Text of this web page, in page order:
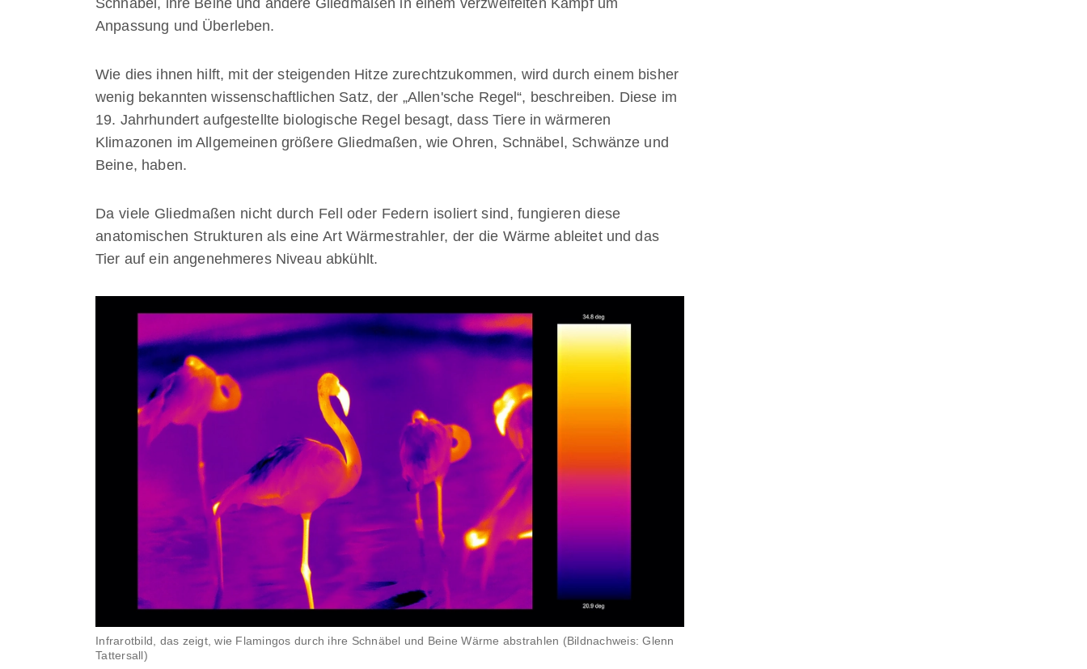
Anpassung und Überleben.
Wie dies ihnen hilft, mit der steigenden Hitze zurechtzukommen, wird durch einem bisher
wenig bekannten wissenschaftlichen Satz, der „Allen'sche Regel“, beschreiben. Diese im
19. Jahrhundert aufgestellte biologische Regel besagt, dass Tiere in wärmeren
Klimazonen im Allgemeinen größere Gliedmaßen, wie Ohren, Schnäbel, Schwänze und
Beine, haben.
Da viele Gliedmaßen nicht durch Fell oder Federn isoliert sind, fungieren diese
anatomischen Strukturen als eine Art Wärmestrahler, der die Wärme ableitet und das
Tier auf ein angenehmeres Niveau abkühlt.
Infrarotbild, das zeigt, wie Flamingos durch ihre Schnäbel und Beine Wärme abstrahlen (Bildnachweis: Glenn
Tattersall)